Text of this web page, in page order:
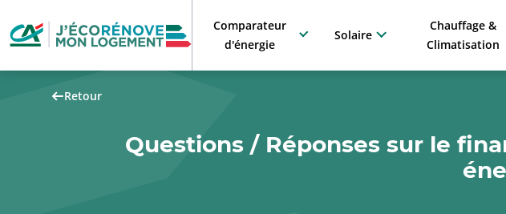
Comparateur
d'énergie
Solaire
Chauffage &
Climatisation
Retour
Questions / Réponses sur le